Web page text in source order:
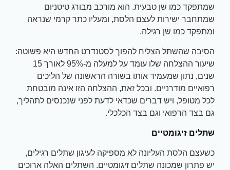
שמתפקד כמו שן טבעית. הוא מורכב מבורג טיטניום
שמתחבר ישירות לעצם הלסת, ומעליו כתר קרמי שנראה
ומתפקד כמו שן רגילה.
הסיבה שהשתל הצליח להפוך לסטנדרט החדש היא פשוטה:
שיעור ההצלחה שלו עומד על למעלה מ-95% לאורך 15
שנים, נתון שמעמיד אותו בשורה הראשונה של הליכים
רפואיים מודרניים. ובכל זאת, ההצלחה הזו אינה מובטחת
לכל מטופל, ויש דברים שכדאי לדעת לפני שנכנסים לתהליך,
גם בצד הרפואי וגם בצד הכלכלי.
שתלים זיגומטיים
כשעצם הלסת העליונה לא מספיקה לעיגון שתלים רגילים,
יש פתרון שמכונה שתלים זיגומטיים. השתלים האלה ארוכים